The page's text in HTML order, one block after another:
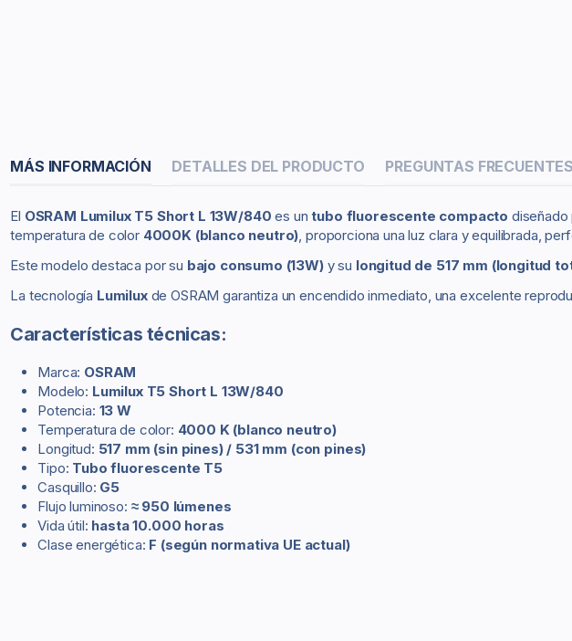
MÁS INFORMACIÓN DETALLES DEL PRODUCTO PREGUNTAS
El OSRAM Lumilux T5 Short L 13W/840 es untubo fluorescente compacto diseñado
temperatura de color 4000K (blanco neutro), proporciona una luz clara y equilibrada,
Este modelo destaca por su bajo consumo (13W)y su longitud de 517 mm (longitud
La tecnología Lumiluxde OSRAM garantiza un encendido inmediato, una excelente
Características técnicas:
Marca: OSRAM
Modelo: Lumilux T5 Short L 13W/840
Potencia: 13 W
Temperatura de color: 4000 K (blanco neutro)
Longitud: 517 mm (sin pines) / 531 mm (con pines)
Tipo: Tubo fluorescente T5
Casquillo: G5
Flujo luminoso: ≈ 950 lúmenes
Vida útil: hasta 10.000 horas
Clase energética: F (según normativa UE actual)